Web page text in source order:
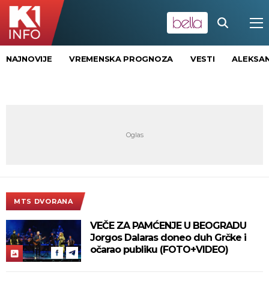
NAJNOVIJE VREMENSKA PROGNOZA VESTI
MTS DVORANA
VEČE ZA PAMĆENJE U BEOGRADU
Jorgos Dalaras doneo duh Grčke i
očarao publiku (FOTO+VIDEO)